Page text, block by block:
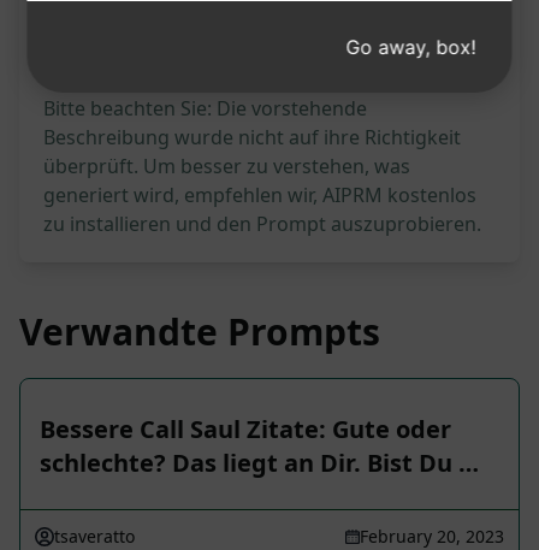
Bitte beachten Sie: Die vorstehende
Beschreibung wurde nicht auf ihre Richtigkeit
überprüft. Um besser zu verstehen, was
generiert wird, empfehlen wir, AIPRM kostenlos
zu installieren und den Prompt auszuprobieren.
Verwandte Prompts
Bessere Call Saul Zitate: Gute oder
schlechte? Das liegt an Dir. Bist Du …
tsaveratto February 20, 2023
Go away, box!